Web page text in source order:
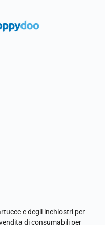
e degli inchiostri per
di consumabili per